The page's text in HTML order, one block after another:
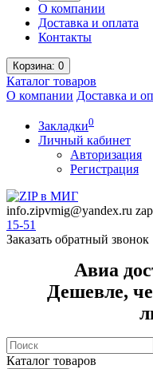
О компании
Доставка и оплата
Контакты
Корзина: 0
Каталог товаров
О компании Доставка и
Закладки0
Личный кабинет
Авторизация
Регистрация
info.zipvmig@yandex.ru
15-51
Заказать обратный звонок
Авиа
Дешевле,
Каталог товаров